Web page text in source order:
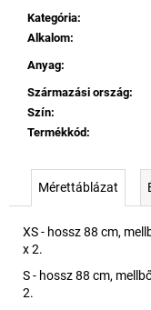
Kategória:
Alkalom:
Anyag:
Származási ország:
Szín:
Termékkód:
Mérettáblázat
XS - hossz 88 cm,
x 2.
S - hossz 88 cm,
2.